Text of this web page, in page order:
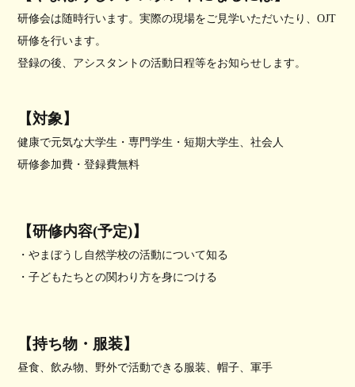
研修会は随時行います。実際の現場をご見学いただいたり、OJT
研修を行います。
登録の後、アシスタントの活動日程等をお知らせします。
【対象】
健康で元気な大学生・専門学生・短期大学生、社会人
研修参加費・登録費無料
【研修内容(予定)】
・やまぼうし自然学校の活動について知る
・子どもたちとの関わり方を身につける
【持ち物・服装】
昼食、飲み物、野外で活動できる服装、帽子、軍手